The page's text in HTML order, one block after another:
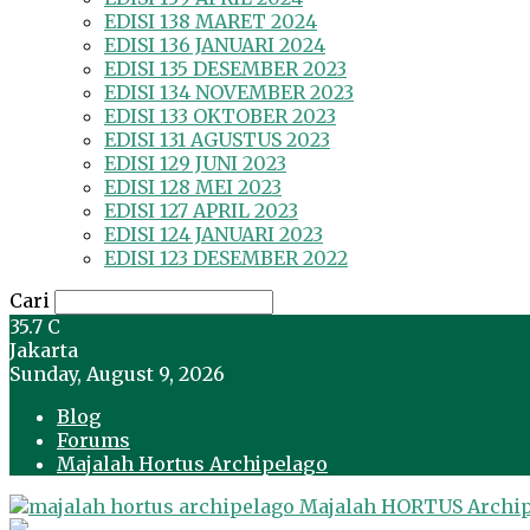
EDISI 138 MARET 2024
EDISI 136 JANUARI 2024
EDISI 135 DESEMBER 2023
EDISI 134 NOVEMBER 2023
EDISI 133 OKTOBER 2023
EDISI 131 AGUSTUS 2023
EDISI 129 JUNI 2023
EDISI 128 MEI 2023
EDISI 127 APRIL 2023
EDISI 124 JANUARI 2023
EDISI 123 DESEMBER 2022
Cari
35.7 C
Jakarta
Sunday, August 9, 2026
Blog
Forums
Majalah Hortus Archipelago
Majalah HORTUS